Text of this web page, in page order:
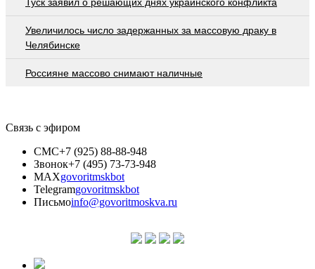
Увеличилось число задержанных за массовую драку в
Челябинске
Россияне массово снимают наличные
Связь с эфиром
СМС+7 (925) 88-88-948
Звонок+7 (495) 73-73-948
MAXgovoritmskbot
Telegramgovoritmskbot
Письмоinfo@govoritmoskva.ru